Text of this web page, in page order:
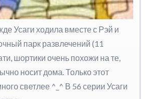
Усаги ходила вместе с Рэй и
парк развлечений (11
шортики очень похожи на те,
носит дома. Только этот
светлее ^_^ В 56 серии Усаги